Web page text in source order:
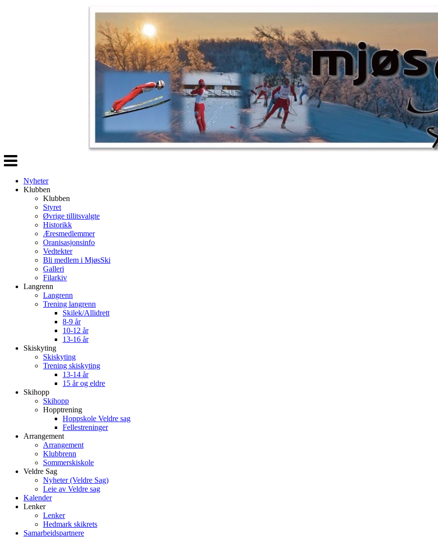
Veksle
navigasjon
Nyheter
Klubben
Klubben
Styret
Øvrige tillitsvalgte
Historikk
Æresmedlemmer
Oranisasjonsinfo
Vedtekter
Bli medlem i MjøsSki
Galleri
Filarkiv
Langrenn
Langrenn
Trening langrenn
Skilek/Allidrett
8-9 år
10-12 år
13-16 år
Skiskyting
Skiskyting
Trening skiskyting
13-14 år
15 år og eldre
Skihopp
Skihopp
Hopptrening
Hoppskole Veldre sag
Fellestreninger
Arrangement
Arrangement
Klubbrenn
Sommerskiskole
Veldre Sag
Nyheter (Veldre Sag)
Leie av Veldre sag
Kalender
Lenker
Lenker
Hedmark skikrets
Samarbeidspartnere